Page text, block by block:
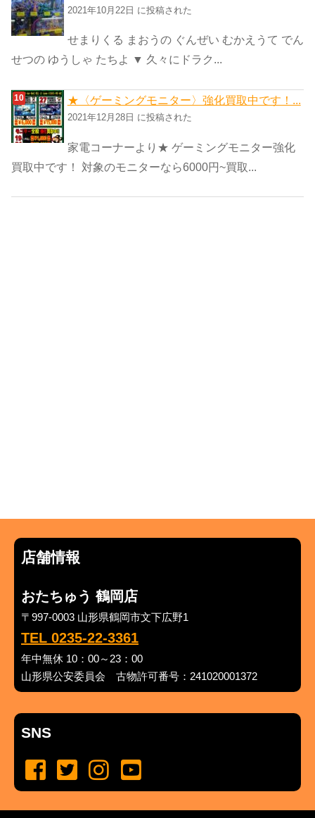
2021年10月22日 に投稿された
せまりくる まおうの ぐんぜい むかえうて でん
せつの ゆうしゃ たちよ ▼ 久々にドラク...
★〈ゲーミングモニター〉強化買取中です！...
2021年12月28日 に投稿された
家電コーナーより★ ゲーミングモニター強化
買取中です！ 対象のモニターなら6000円~買取...
店舗情報
おたちゅう 鶴岡店
〒997-0003 山形県鶴岡市文下広野1
TEL 0235-22-3361
年中無休 10：00～23：00
山形県公安委員会 古物許可番号：241020001372
SNS